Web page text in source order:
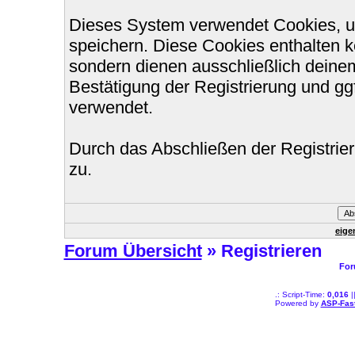
Dieses System verwendet Cookies,
speichern. Diese Cookies enthalten
sondern dienen ausschließlich
Bestätigung der Registrierung und
verwendet.
Durch das Abschließen der
zu.
Forum Übersicht» Registrieren
.: Script-Time: 0,016||
Powered by ASP-